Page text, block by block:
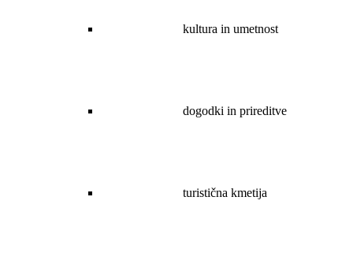
kultura in umetnost
dogodki in prireditve
turistična kmetija